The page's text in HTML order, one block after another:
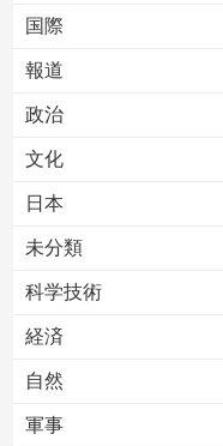
国際
報道
政治
文化
日本
未分類
科学技術
経済
自然
軍事